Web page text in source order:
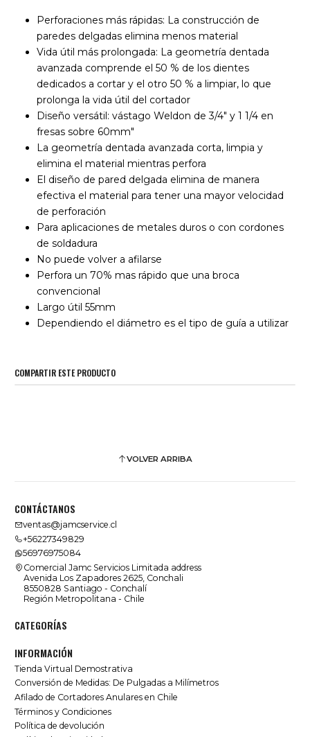
Perforaciones más rápidas: La construcción de
paredes delgadas elimina menos material
Vida útil más prolongada: La geometría dentada
avanzada comprende el 50 % de los dientes
dedicados a cortar y el otro 50 % a limpiar, lo que
prolonga la vida útil del cortador
Diseño versátil: vástago Weldon de 3/4" y 1 1/4 en
fresas sobre 60mm"
La geometría dentada avanzada corta, limpia y
elimina el material mientras perfora
El diseño de pared delgada elimina de manera
efectiva el material para tener una mayor velocidad
de perforación
Para aplicaciones de metales duros o con cordones
de soldadura
No puede volver a afilarse
Perfora un 70% mas rápido que una broca
convencional
Largo útil 55mm
Dependiendo el diámetro es el tipo de guía a utilizar
COMPARTIR ESTE PRODUCTO
VOLVER ARRIBA
CONTÁCTANOS
ventas@jamcservice.cl
+56227349829
56976975084
Comercial Jamc Servicios Limitada address
Avenida Los Zapadores 2625, Conchali
8550828 Santiago - Conchalí
Región Metropolitana - Chile
CATEGORÍAS
INFORMACIÓN
Tienda Virtual Demostrativa
Conversión de Medidas: De Pulgadas a Milímetros
Afilado de Cortadores Anulares en Chile
Términos y Condiciones
Política de devolución